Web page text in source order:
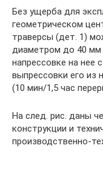
Без ущерба для
геометрическом
траверсы (дет. 1)
диаметром до 40 мм
напрессовке на нее
выпрессовки его из
(10 мин/1,5 час
На след. рис. даны
конструкции и
производственно-